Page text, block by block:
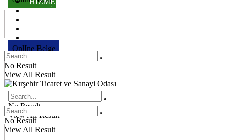
OnlIne Belge
No Result
View All Result
DIŞ TİCARET
No Result
View All Result
No Result
View All Result